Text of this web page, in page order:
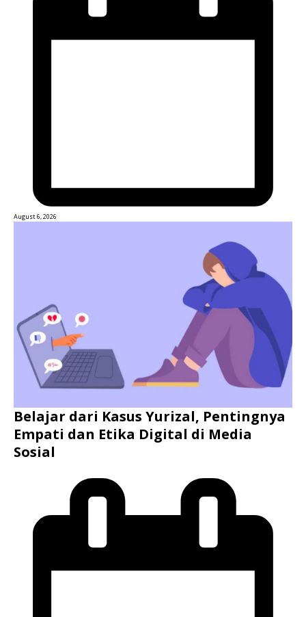
August 6, 2026
Belajar dari Kasus Yurizal, Pentingnya
Empati dan Etika Digital di Media
Sosial